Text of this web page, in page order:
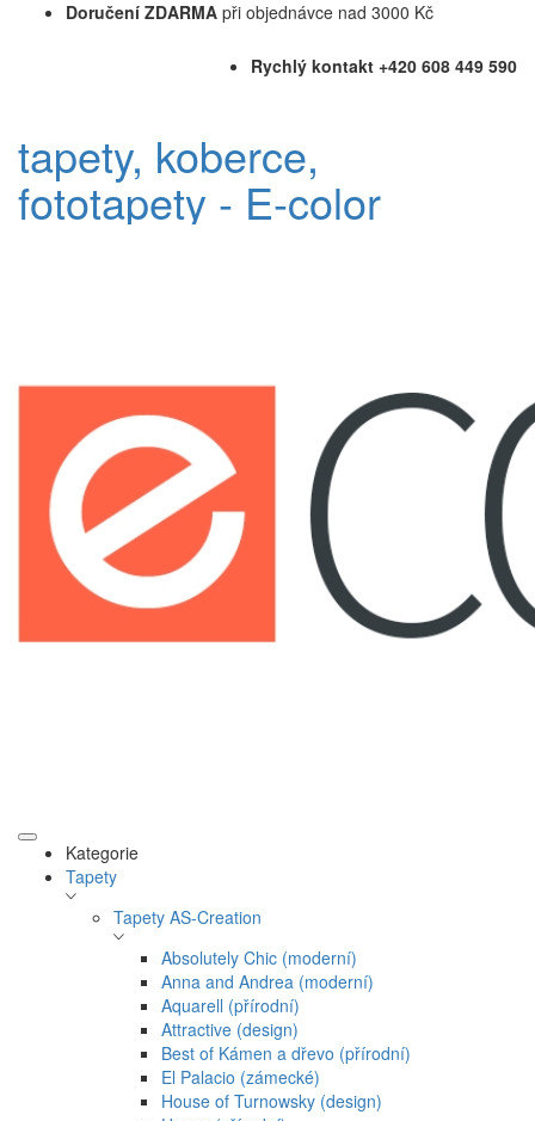
Doručení ZDARMA při objednávce nad 3000 Kč
Rychlý kontakt +420 608 449 590
tapety, koberce,
fototapety - E-color
Kategorie
Tapety
Tapety AS-Creation
Absolutely Chic (moderní)
Anna and Andrea (moderní)
Aquarell (přírodní)
Attractive (design)
Best of Kámen a dřevo (přírodní)
El Palacio (zámecké)
House of Turnowsky (design)